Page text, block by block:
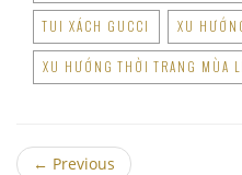
TUI XÁCH GUCCI XU
XU HƯỚNG THỜI TRANG MÙA
← Previous